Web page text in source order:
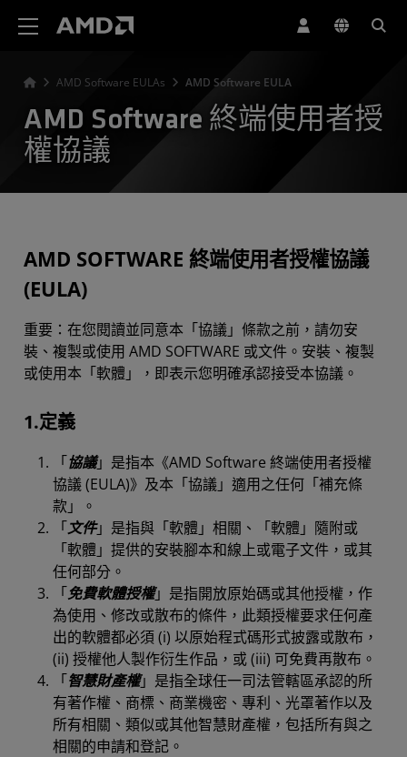
AMD Software EULAs AMD Software EULA
AMD Software 終端使用者授
權協議
AMD SOFTWARE 終端使用者授權協議
(EULA)
重要：在您閱讀並同意本「協議」條款之前，請勿安
裝、複製或使用 AMD SOFTWARE 或文件。安裝、複製
或使用本「軟體」，即表示您明確承認接受本協議。
1.定義
「協議」是指本《AMD Software 終端使用者授權
協議 (EULA)》及本「協議」適用之任何「補充條
款」。
「文件」是指與「軟體」相關、「軟體」隨附或
「軟體」提供的安裝腳本和線上或電子文件，或其
任何部分。
「免費軟體授權」是指開放原始碼或其他授權，作
為使用、修改或散布的條件，此類授權要求任何產
出的軟體都必須 (i) 以原始程式碼形式披露或散布，
(ii) 授權他人製作衍生作品，或 (iii) 可免費再散布。
「智慧財產權」是指全球任一司法管轄區承認的所
有著作權、商標、商業機密、專利、光罩著作以及
所有相關、類似或其他智慧財產權，包括所有與之
相關的申請和登記。